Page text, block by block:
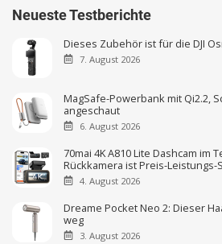
Neueste Testberichte
Dieses Zubehör ist für die DJI
7. August 2026
MagSafe-Powerbank mit Qi2.2,
angeschaut
6. August 2026
70mai 4K A810 Lite Dashcam im
Rückkamera ist Preis-Leistungs-
4. August 2026
Dreame Pocket Neo 2: Dieser
weg
3. August 2026